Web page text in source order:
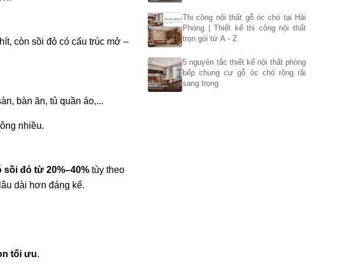
còn sồi đỏ có cấu trúc mở –
bàn ăn, tủ quần áo,...
nhiều.
đỏ từ 20%–40% tùy theo
dài hơn đáng kể.
tối ưu.
Thi công nội thất gỗ óc chó tại Hải
Phòng | Thiết kế thi công nội thất
trọn gói từ A - Z
5 nguyên tắc thiết kế nội thất phòng
bếp chung cư gỗ óc chó rộng rãi
sang trọng